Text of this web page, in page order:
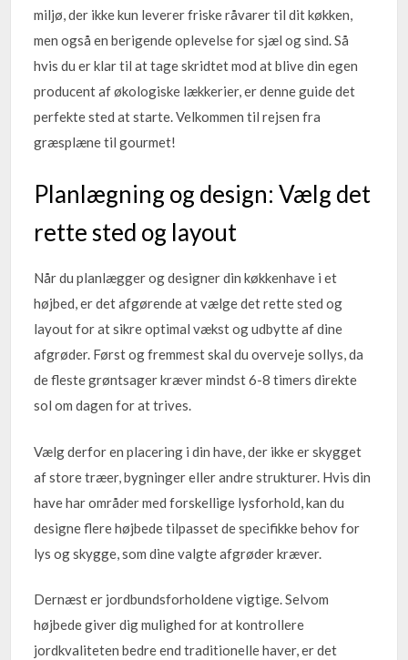
miljø, der ikke kun leverer friske råvarer til dit køkken,
men også en berigende oplevelse for sjæl og sind. Så
hvis du er klar til at tage skridtet mod at blive din egen
producent af økologiske lækkerier, er denne guide det
perfekte sted at starte. Velkommen til rejsen fra
græsplæne til gourmet!
Planlægning og design: Vælg det
rette sted og layout
Når du planlægger og designer din køkkenhave i et
højbed, er det afgørende at vælge det rette sted og
layout for at sikre optimal vækst og udbytte af dine
afgrøder. Først og fremmest skal du overveje sollys, da
de fleste grøntsager kræver mindst 6-8 timers direkte
sol om dagen for at trives.
Vælg derfor en placering i din have, der ikke er skygget
af store træer, bygninger eller andre strukturer. Hvis din
have har områder med forskellige lysforhold, kan du
designe flere højbede tilpasset de specifikke behov for
lys og skygge, som dine valgte afgrøder kræver.
Dernæst er jordbundsforholdene vigtige. Selvom
højbede giver dig mulighed for at kontrollere
jordkvaliteten bedre end traditionelle haver, er det